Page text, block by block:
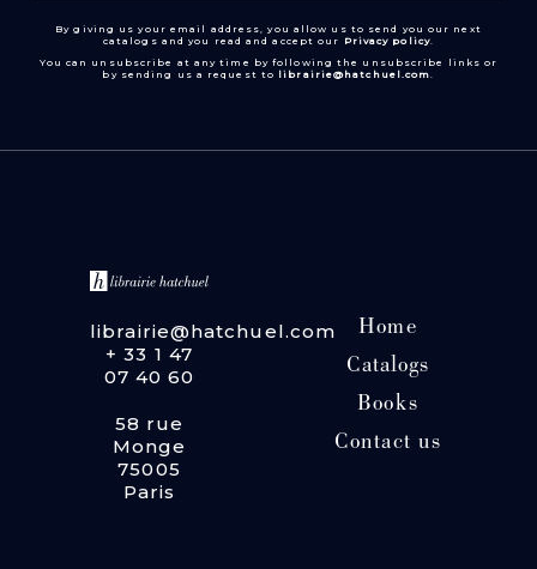
By giving us your email address, you allow us to send you our next
catalogs and you read and accept our Privacy policy.
You can unsubscribe at any time by following the unsubscribe links or
by sending us a request to librairie@hatchuel.com.
librairie@hatchuel.com
+ 33 1 47
07 40 60
58 rue
Monge
75005
Paris
Home
Catalogs
Books
Contact us